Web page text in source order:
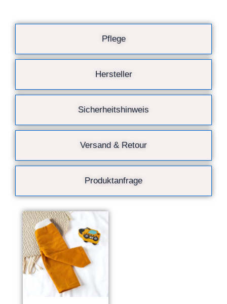
Pflege
Hersteller
Sicherheitshinweis
Versand & Retour
Produktanfrage